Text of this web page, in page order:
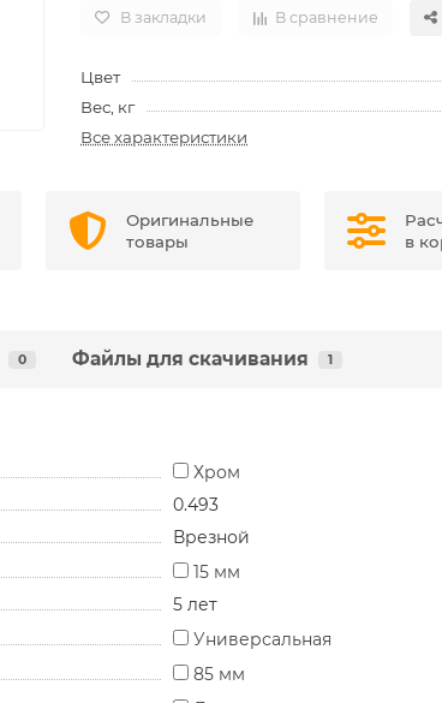
В закладки В сравнение
Цвет
Вес, кг
Все характеристики
Оригинальные
товары
в
0 Файлы для скачивания 1
Хром
0.493
Врезной
15 мм
5 лет
Универсальная
85 мм